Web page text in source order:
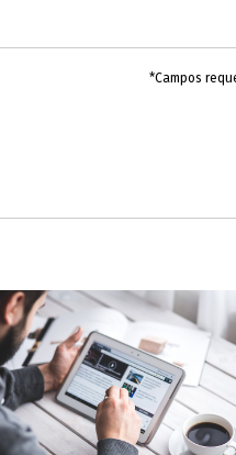
*Campos